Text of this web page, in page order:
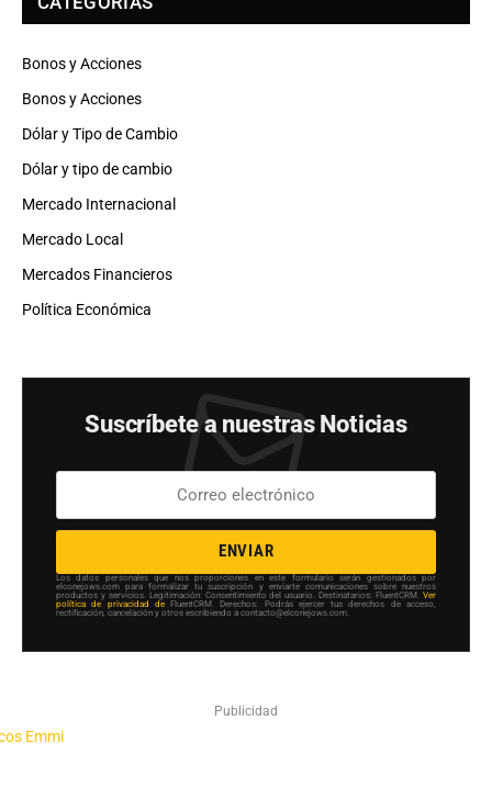
Bonos y Acciones
Bonos y Acciones
Dólar y Tipo de Cambio
Dólar y tipo de cambio
Mercado Internacional
Mercado Local
Mercados Financieros
Política Económica
Suscríbete a nuestras Noticias
ENVIAR
Los datos personales que nos proporciones en este formulario serán gestionados por
elconejows.com para formalizar tu suscripción y enviarte comunicaciones sobre nuestros
productos y servicios. Legitimación: Consentimiento del usuario. Destinatarios: FluentCRM. Ver
política de privacidad de FluentCRM. Derechos: Podrás ejercer tus derechos de acceso,
rectificación, cancelación y otros escribiendo a contacto@elconejows.com.
Publicidad